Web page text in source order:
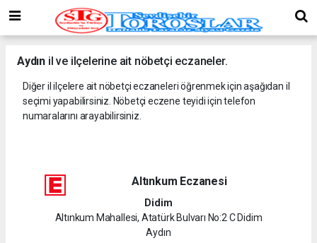
Aydın il ve ilçelerine ait nöbetçi eczaneler.
Diğer il ilçelere ait nöbetçi eczaneleri öğrenmek için aşağıdan il
seçimi yapabilirsiniz. Nöbetçi eczene teyidi için telefon
numaralarını arayabilirsiniz.
Altınkum Eczanesi
Didim
Altınkum Mahallesi, Atatürk Bulvarı No:2 C Didim
Aydın